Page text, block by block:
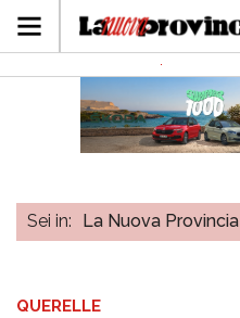
Sei in: La Nuova Provincia
QUERELLE